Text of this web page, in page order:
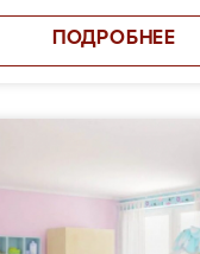
ПОДРОБНЕЕ